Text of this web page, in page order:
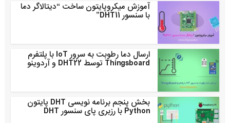
آموزش میکروپایتون ساخت “دیتالاگر دما
با سنسور DHT11”
ارسال دما رطوبت به سرور IoT با پلتفرم
Thingsboard توسط DHT22 و آردوینو
بخش پنجم برنامه نویسی DHT پایتون
Python با رزبری پای سنسور DHT